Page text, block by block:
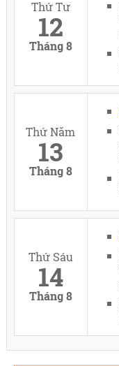
Thứ Tư
12
Tháng 8
Thứ Năm
13
Tháng 8
Thứ Sáu
14
Tháng 8